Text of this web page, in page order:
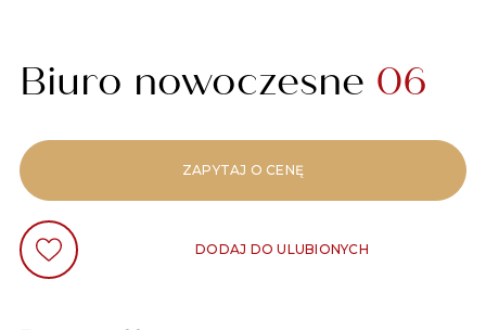
Biuro nowoczesne 06
ZAPYTAJ O CENĘ
DODAJ DO ULUBIONYCH